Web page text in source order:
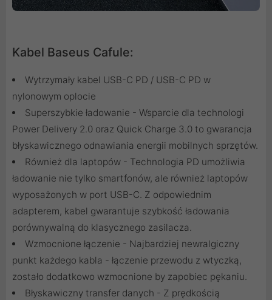
Kabel Baseus Cafule:
Wytrzymały kabel USB-C PD / USB-C PD w
nylonowym oplocie
Superszybkie ładowanie - Wsparcie dla technologi
Power Delivery 2.0 oraz Quick Charge 3.0 to gwarancja
błyskawicznego odnawiania energii mobilnych sprzętów.
Również dla laptopów - Technologia PD umożliwia
ładowanie nie tylko smartfonów, ale również laptopów
wyposażonych w port USB-C. Z odpowiednim
adapterem, kabel gwarantuje szybkość ładowania
porównywalną do klasycznego zasilacza.
Wzmocnione łączenie - Najbardziej newralgiczny
punkt każdego kabla - łączenie przewodu z wtyczką,
zostało dodatkowo wzmocnione by zapobiec pękaniu.
Błyskawiczny transfer danych - Z prędkością